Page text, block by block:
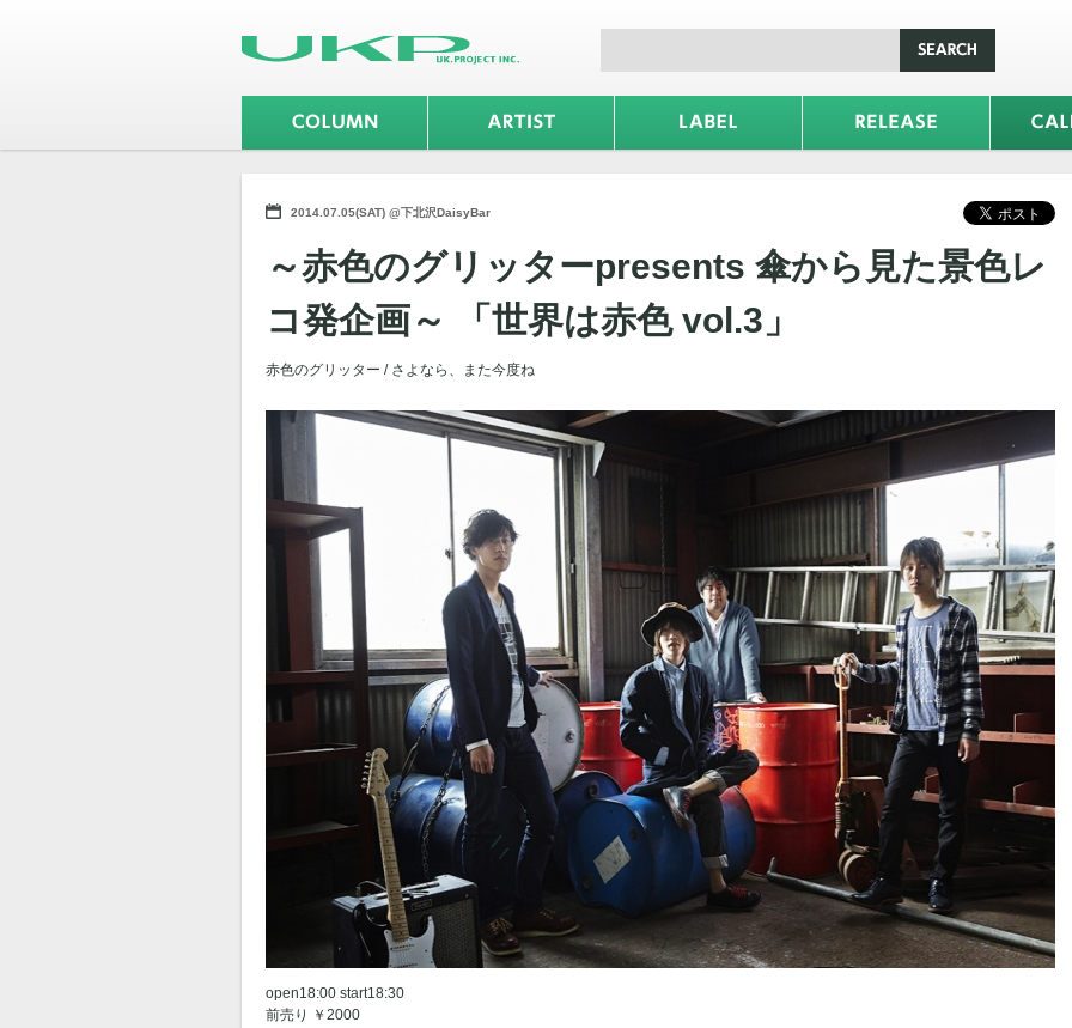
2014.07.05(SAT) @下北沢DaisyBar
～赤色のグリッターpresents 傘から見た景色レ
コ発企画～ 「世界は赤色 vol.3」
赤色のグリッター / さよなら、また今度ね
open18:00 start18:30
前売り ￥2000